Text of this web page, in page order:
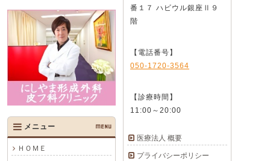
メニュー MENU
ＨＯＭＥ
番１７ ハビウル銀座Ⅱ９
階
【電話番号】
050-1720-3564
【診療時間】
11:00～20:00
医療法人 概要
プライバシーポリシー